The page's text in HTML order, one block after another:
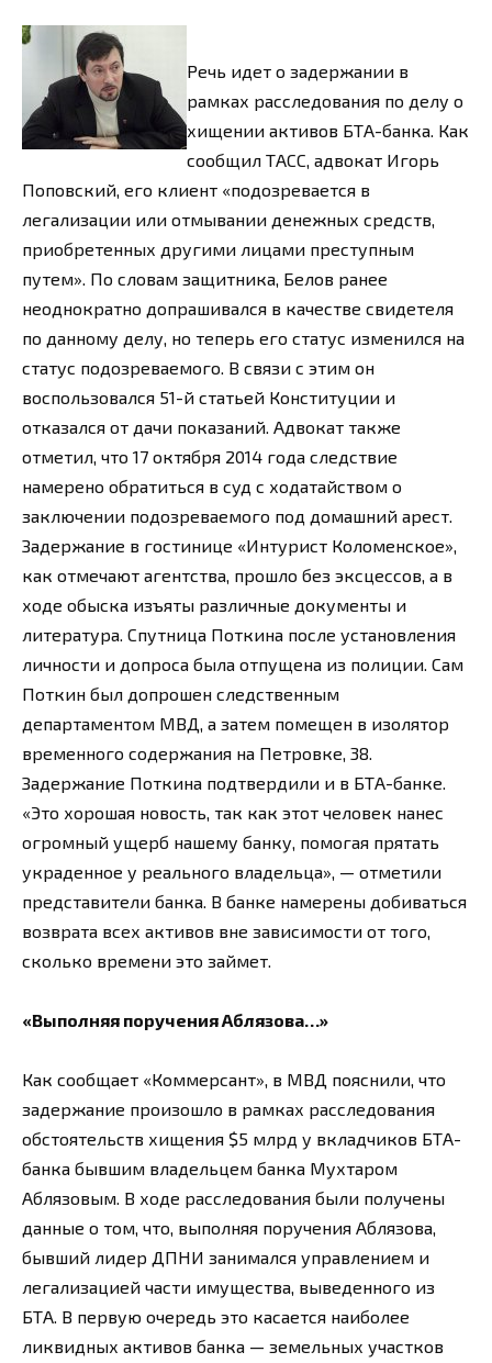
Речь идет о задержании в
рамках расследования по делу о
хищении активов БТА-банка. Как
сообщил ТАСС, адвокат Игорь
Поповский, его клиент «подозревается в
легализации или отмывании денежных средств,
приобретенных другими лицами преступным
путем». По словам защитника, Белов ранее
неоднократно допрашивался в качестве свидетеля
по данному делу, но теперь его статус изменился на
статус подозреваемого. В связи с этим он
воспользовался 51-й статьей Конституции и
отказался от дачи показаний. Адвокат также
отметил, что 17 октября 2014 года следствие
намерено обратиться в суд с ходатайством о
заключении подозреваемого под домашний арест.
Задержание в гостинице «Интурист Коломенское»,
как отмечают агентства, прошло без эксцессов, а в
ходе обыска изъяты различные документы и
литература. Спутница Поткина после установления
личности и допроса была отпущена из полиции. Сам
Поткин был допрошен следственным
департаментом МВД, а затем помещен в изолятор
временного содержания на Петровке, 38.
Задержание Поткина подтвердили и в БТА-банке.
«Это хорошая новость, так как этот человек нанес
огромный ущерб нашему банку, помогая прятать
украденное у реального владельца», — отметили
представители банка. В банке намерены добиваться
возврата всех активов вне зависимости от того,
сколько времени это займет.
«Выполняя поручения Аблязова…»
Как сообщает «Коммерсант», в МВД пояснили, что
задержание произошло в рамках расследования
обстоятельств хищения $5 млрд у вкладчиков БТА-
банка бывшим владельцем банка Мухтаром
Аблязовым. В ходе расследования были получены
данные о том, что, выполняя поручения Аблязова,
бывший лидер ДПНИ занимался управлением и
легализацией части имущества, выведенного из
БТА. В первую очередь это касается наиболее
ликвидных активов банка — земельных участков